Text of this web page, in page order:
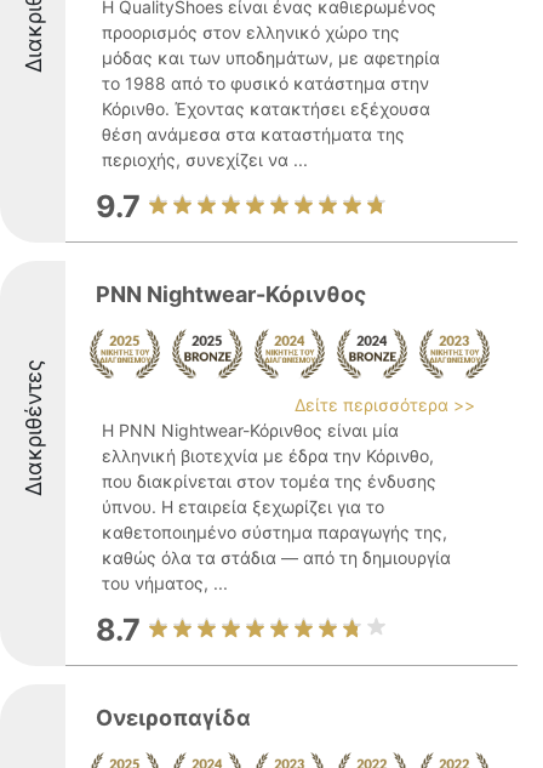
Η QualityShoes είναι ένας καθιερωμένος
προορισμός στον ελληνικό χώρο της
μόδας και των υποδημάτων, με αφετηρία
το 1988 από το φυσικό κατάστημα στην
Κόρινθο. Έχοντας κατακτήσει εξέχουσα
θέση ανάμεσα στα καταστήματα της
περιοχής, συνεχίζει να ...
9.7
Διακριθέντες
PNN Nightwear-Κόρινθος
Δείτε περισσότερα >>
Η PNN Nightwear-Κόρινθος είναι μία
ελληνική βιοτεχνία με έδρα την Κόρινθο,
που διακρίνεται στον τομέα της ένδυσης
ύπνου. Η εταιρεία ξεχωρίζει για το
καθετοποιημένο σύστημα παραγωγής της,
καθώς όλα τα στάδια — από τη δημιουργία
του νήματος, ...
8.7
Ονειροπαγίδα